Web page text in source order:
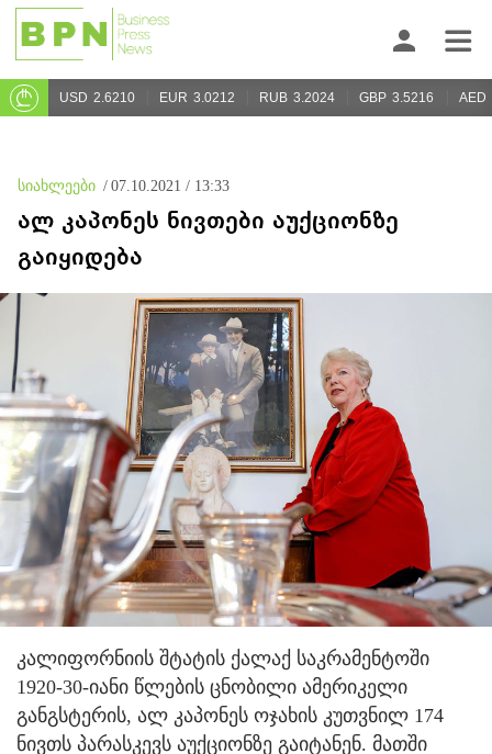
USD 2.6210 EUR 3.0212 RUB 3.2024 GBP 3.5216 AED
სიახლეები / 07.10.2021 / 13:33
ალ კაპონეს ნივთები აუქციონზე
გაიყიდება
კალიფორნიის შტატის ქალაქ საკრამენტოში
1920-30-იანი წლების ცნობილი ამერიკელი
განგსტერის, ალ კაპონეს ოჯახის კუთვნილ 174
ნივთს პარასკევს აუქციონზე გაიტანენ. მათში